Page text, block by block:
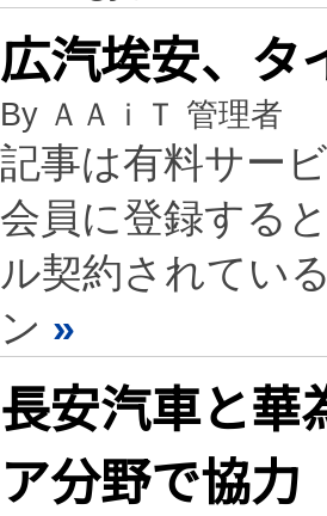
広汽埃安、タ
By ＡＡｉＴ 管理者
記事は有料サー
会員に登録する
ル契約されてい
ン »
長安汽車と華
ア分野で協力